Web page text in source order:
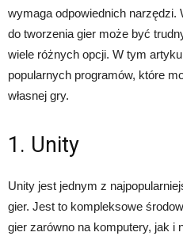
wymaga odpowiednich narzędzi.
do tworzenia gier może być
wiele różnych opcji. W tym
popularnych programów, które
własnej gry.
1. Unity
Unity jest jednym z
gier. Jest to kompleksowe
gier zarówno na komputery, jak i